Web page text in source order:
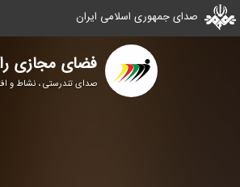
صدای جمهوری اسلامی ایران
فضای مجازی
صدای تندرستی ، نشاط و